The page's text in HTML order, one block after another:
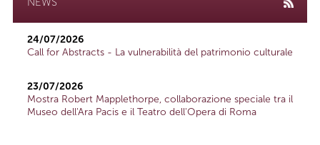
24/07/2026
Call for Abstracts - La vulnerabilità del patrimonio culturale
23/07/2026
Mostra Robert Mapplethorpe, collaborazione speciale tra il
Museo dell'Ara Pacis e il Teatro dell'Opera di Roma